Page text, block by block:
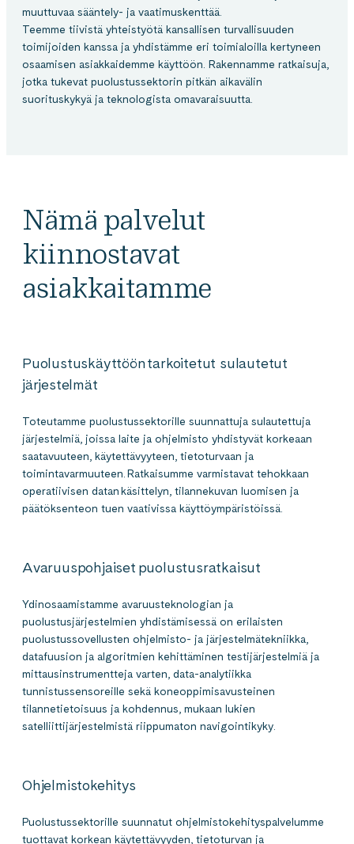
muuttuvaa sääntely- ja vaatimuskenttää.
Teemme tiivistä yhteistyötä kansallisen turvallisuuden
toimijoiden kanssa ja yhdistämme eri toimialoilla kertyneen
osaamisen asiakkaidemme käyttöön. Rakennamme ratkaisuja,
jotka tukevat puolustussektorin pitkän aikavälin
suorituskykyä ja teknologista omavaraisuutta.
Nämä palvelut
kiinnostavat
asiakkaitamme
Puolustuskäyttöön tarkoitetut sulautetut
järjestelmät
Toteutamme puolustussektorille suunnattuja sulautettuja
järjestelmiä, joissa laite ja ohjelmisto yhdistyvät korkeaan
saatavuuteen, käytettävyyteen, tietoturvaan ja
toimintavarmuuteen. Ratkaisumme varmistavat tehokkaan
operatiivisen datan käsittelyn, tilannekuvan luomisen ja
päätöksenteon tuen vaativissa käyttöympäristöissä.
Avaruuspohjaiset puolustusratkaisut
Ydinosaamistamme avaruusteknologian ja
puolustusjärjestelmien yhdistämisessä on erilaisten
puolustussovellusten ohjelmisto- ja järjestelmätekniikka,
datafuusion ja algoritmien kehittäminen testijärjestelmiä ja
mittausinstrumentteja varten, data-analytiikka
tunnistussensoreille sekä koneoppimisavusteinen
tilannetietoisuus ja kohdennus, mukaan lukien
satelliittijärjestelmistä riippumaton navigointikyky.
Ohjelmistokehitys
Puolustussektorille suunnatut ohjelmistokehityspalvelumme
tuottavat korkean käytettävyyden, tietoturvan ja